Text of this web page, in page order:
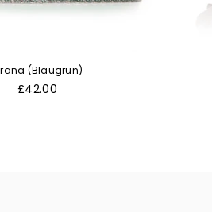
(Blaugrün)
Normaler
£42.00